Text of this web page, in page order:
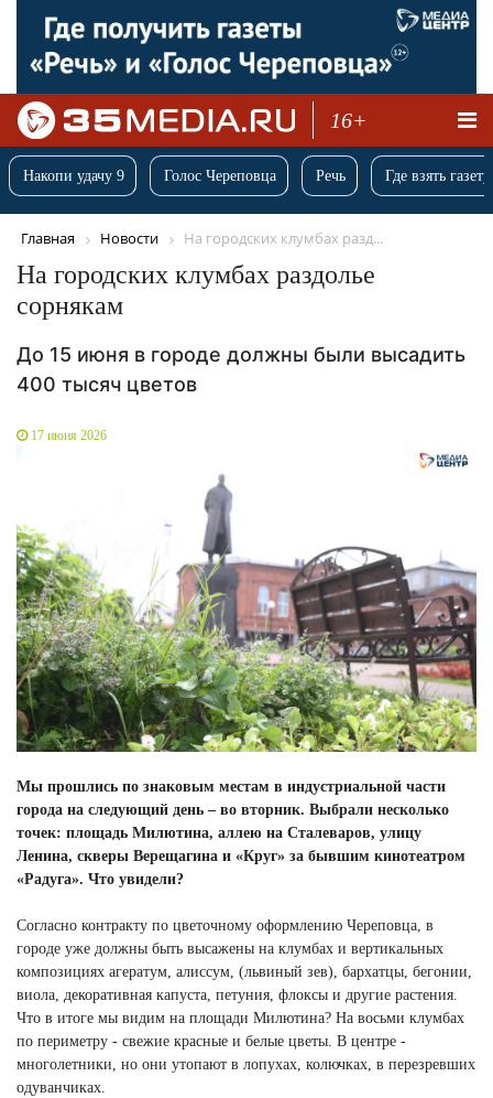
16+
Накопи удачу 9 Голос Череповца Речь Где взять
Главная Новости На городских клумбах разд...
На городских клумбах раздолье
сорнякам
До 15 июня в городе должны были высадить
400 тысяч цветов
17 июня 2026
Мы прошлись по знаковым местам в индустриальной части
города на следующий день – во вторник. Выбрали несколько
точек: площадь Милютина, аллею на Сталеваров, улицу
Ленина, скверы Верещагина и «Круг» за бывшим кинотеатром
«Радуга». Что увидели?
Согласно контракту по цветочному оформлению Череповца, в
городе уже должны быть высажены на клумбах и вертикальных
композициях агератум, алиссум, (львиный зев), бархатцы, бегонии,
виола, декоративная капуста, петуния, флоксы и другие растения.
Что в итоге мы видим на площади Милютина? На восьми клумбах
по периметру - свежие красные и белые цветы. В центре -
многолетники, но они утопают в лопухах, колючках, в перезревших
одуванчиках.